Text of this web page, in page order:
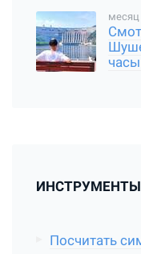
месяц
ИНСТРУМЕНТЫ
Посчитать